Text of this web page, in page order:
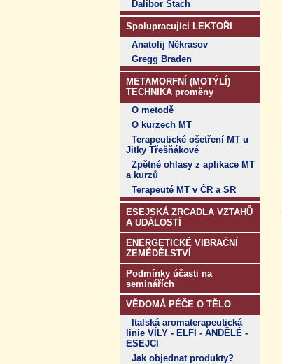
Dalibor Stach
Spolupracující LEKTOŘI
Anatolij Někrasov
Gregg Braden
METAMORFNÍ (MOTÝLÍ)
TECHNIKA proměny
O metodě
O kurzech MT
Terapeutické ošetření MT u
Jitky Třešňákové
Zpětné ohlasy z aplikace MT
a kurzů
Terapeuté MT v ČR a SR
ESEJSKÁ ZRCADLA VZTAHŮ
A UDÁLOSTÍ
ENERGETICKÉ VIBRAČNÍ
ZEMĚDĚLSTVÍ
Podmínky účasti na
seminářích
VĚDOMÁ PÉČE O TĚLO
Italská aromaterapeutická
linie VÍLY - ELFI - ANDĚLÉ -
ESEJCI
Jak objednat produkty?